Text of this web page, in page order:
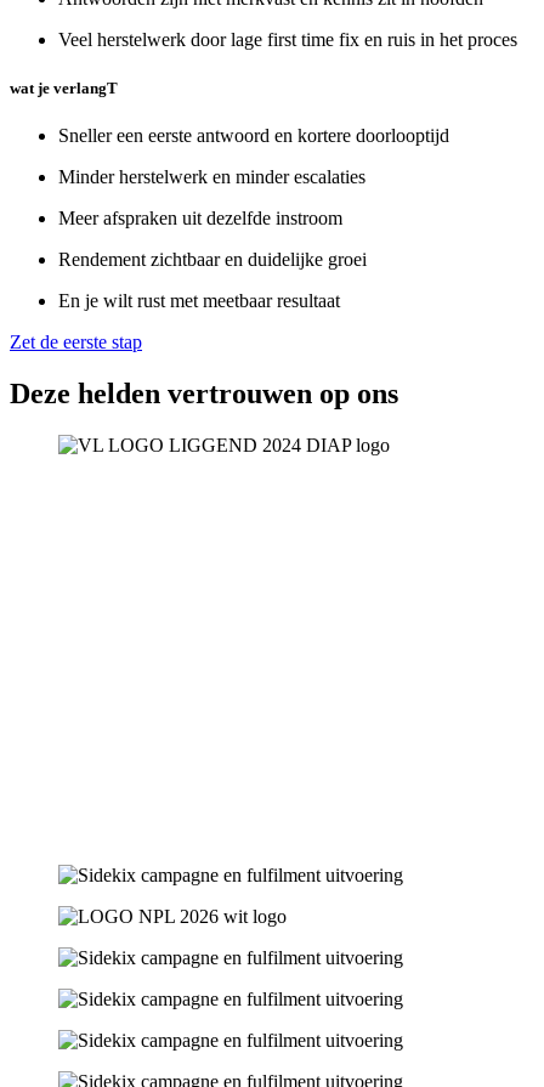
Veel herstelwerk door lage first time fix en ruis in het proces
wat je verlangT
Sneller een eerste antwoord en kortere doorlooptijd
Minder herstelwerk en minder escalaties
Meer afspraken uit dezelfde instroom
Rendement zichtbaar en duidelijke groei
En je wilt rust met meetbaar resultaat
Zet de eerste stap
Deze helden vertrouwen op ons